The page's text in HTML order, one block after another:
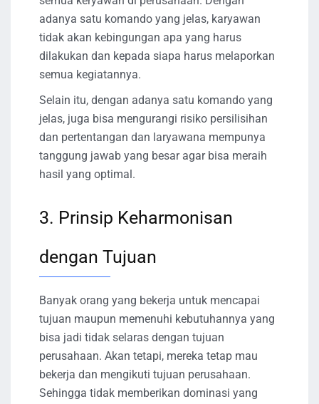
adanya satu komando yang jelas, karyawan
tidak akan kebingungan apa yang harus
dilakukan dan kepada siapa harus melaporkan
semua kegiatannya.
Selain itu, dengan adanya satu komando yang
jelas, juga bisa mengurangi risiko persilisihan
dan pertentangan dan laryawana mempunya
tanggung jawab yang besar agar bisa meraih
hasil yang optimal.
3. Prinsip Keharmonisan
dengan Tujuan
Banyak orang yang bekerja untuk mencapai
tujuan maupun memenuhi kebutuhannya yang
bisa jadi tidak selaras dengan tujuan
perusahaan. Akan tetapi, mereka tetap mau
bekerja dan mengikuti tujuan perusahaan.
Sehingga tidak memberikan dominasi yang